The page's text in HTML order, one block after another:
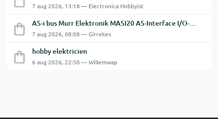
7 aug 2026, 13:18 — Electronica Hobbyist
AS-i bus Murr Elektronik MASI20 AS-Interface I/O-module 56440
7 aug 2026, 08:08 — Girrekes
hobby elektricien
6 aug 2026, 22:50 — Willemwap